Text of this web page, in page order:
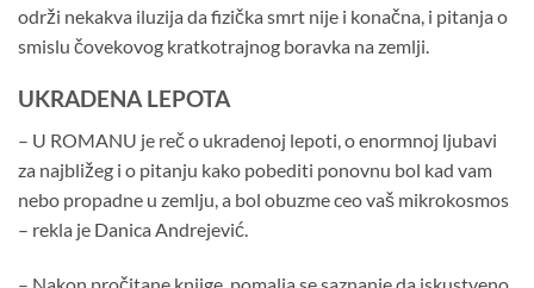
održi nekakva iluzija da fizička smrt nije i konačna, i pitanja o
smislu čovekovog kratkotrajnog boravka na zemlji.
UKRADENA LEPOTA
– U ROMANU je reč o ukradenoj lepoti, o enormnoj ljubavi
za najbližeg i o pitanju kako pobediti ponovnu bol kad vam
nebo propadne u zemlju, a bol obuzme ceo vaš mikrokosmos
– rekla je Danica Andrejević.